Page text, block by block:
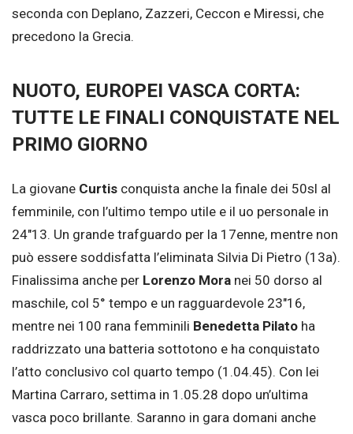
seconda con Deplano, Zazzeri, Ceccon e Miressi, che
precedono la Grecia.
NUOTO, EUROPEI VASCA CORTA:
TUTTE LE FINALI CONQUISTATE NEL
PRIMO GIORNO
La giovane Curtis conquista anche la finale dei 50sl al
femminile, con l’ultimo tempo utile e il uo personale in
24″13. Un grande trafguardo per la 17enne, mentre non
può essere soddisfatta l’eliminata Silvia Di Pietro (13a).
Finalissima anche per Lorenzo Mora nei 50 dorso al
maschile, col 5° tempo e un ragguardevole 23″16,
mentre nei 100 rana femminili Benedetta Pilato ha
raddrizzato una batteria sottotono e ha conquistato
l’atto conclusivo col quarto tempo (1.04.45). Con lei
Martina Carraro, settima in 1.05.28 dopo un’ultima
vasca poco brillante. Saranno in gara domani anche